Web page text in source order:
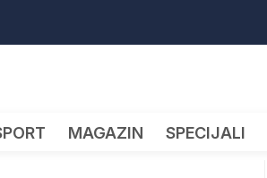
MAGAZIN SPECIJALI